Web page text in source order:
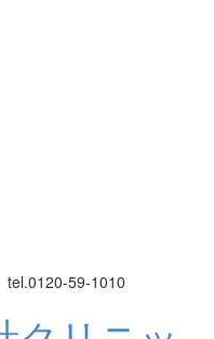
tel.0120-59-1010